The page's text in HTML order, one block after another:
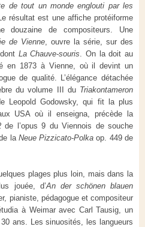
de tout un monde englouti par les
résultat est une affiche protéiforme
douzaine de compositeurs. Une
de Vienne , ouvre la série, sur des
La Chauve-souris . On la doit au
en 1873 à Vienne, où il devint un
de qualité. L’élégance détachée
du volume III du Triakontameron
Leopold Godowsky, qui fit la plus
USA où il enseigna, précède la
de l’opus 9 du Viennois de souche
la Neue Pizzicato-Polkaop. 449 de
plages plus loin, mais dans la
jouée, d’An der schönen blauen
pianiste, pédagogue et compositeur
à Weimar avec Carl Tausig, un
ans. Les sinuosités, les langueurs